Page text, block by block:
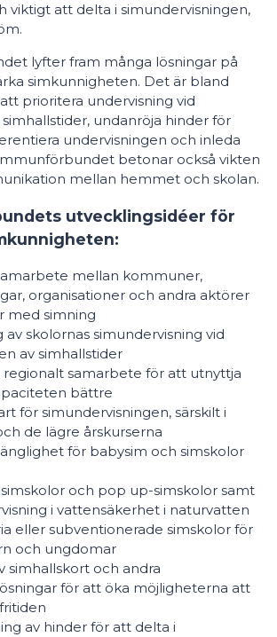
viktigt att delta i simundervisningen,
lyfter fram många lösningar på
simkunnigheten. Det är bland
prioritera undervisning vid
undanröja hinder för
undervisningen och inleda
betonar också vikten
mellan hemmet och skolan.
utvecklingsidéer för
mellan kommuner,
organisationer och andra aktörer
med simning
av skolornas simundervisning vid
av simhallstider
regionalt samarbete för att utnyttja
bättre
för simundervisningen, särskilt i
de lägre årskurserna
för babysim och simskolor
och pop up-simskolor samt
i vattensäkerhet i naturvatten
eller subventionerade simskolor för
och ungdomar
simhallskort och andra
för att öka möjligheterna att
av hinder för att delta i